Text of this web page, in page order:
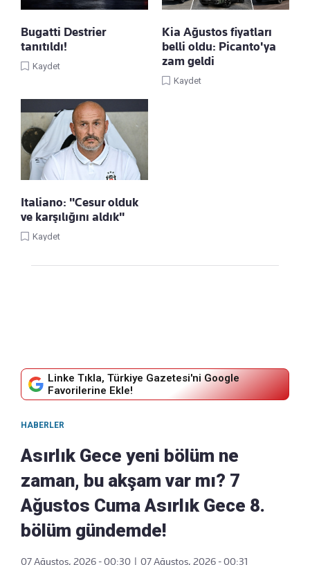
Bugatti Destrier
tanıtıldı!
Kaydet
Kia Ağustos fiyatları
belli oldu: Picanto'ya
zam geldi
Kaydet
Italiano: "Cesur olduk
ve karşılığını aldık"
Kaydet
Linke Tıkla, Türkiye Gazetesi'ni Google
Favorilerine Ekle!
HABERLER
Asırlık Gece yeni bölüm ne
zaman, bu akşam var mı? 7
Ağustos Cuma Asırlık Gece 8.
bölüm gündemde!
07 Ağustos, 2026 - 00:30 | 07 Ağustos, 2026 - 00:31